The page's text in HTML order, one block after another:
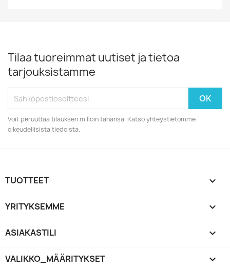
Tilaa tuoreimmat uutiset ja tietoa
tarjouksistamme
Voit peruuttaa tilauksen milloin tahansa. Katso yhteystietomme
oikeudellisista tiedoista.
TUOTTEET 
YRITYKSEMME 
ASIAKASTILI 
VALIKKO_MÄÄRITYKSET keyboard_arrow_down